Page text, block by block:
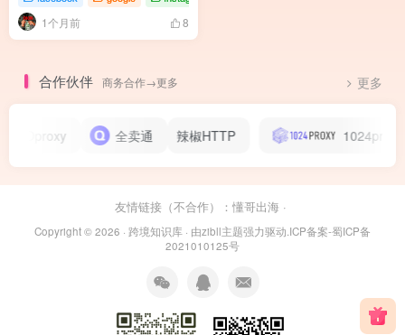
1个月前 8
合作伙伴 商务合作→更多 更多
全卖通 辣椒HTTP 1024proxy
友情链接（不合作）： 懂哥出海 ·
Copyright © 2026 · 跨境知识库 · 由zibll主题强力驱动.ICP备案-蜀ICP备
2021010125号